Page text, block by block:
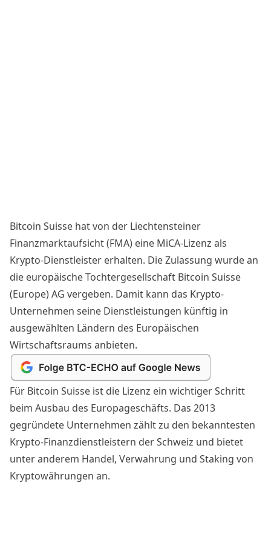
Bitcoin Suisse hat von der Liechtensteiner
Finanzmarktaufsicht (FMA) eine MiCA-Lizenz als
Krypto-Dienstleister erhalten. Die Zulassung wurde an
die europäische Tochtergesellschaft Bitcoin Suisse
(Europe) AG vergeben. Damit kann das Krypto-
Unternehmen seine Dienstleistungen künftig in
ausgewählten Ländern des Europäischen
Wirtschaftsraums anbieten.
Für Bitcoin Suisse ist die Lizenz ein wichtiger Schritt
beim Ausbau des Europageschäfts. Das 2013
gegründete Unternehmen zählt zu den bekanntesten
Krypto-Finanzdienstleistern der Schweiz und bietet
unter anderem Handel, Verwahrung und Staking von
Kryptowährungen an.